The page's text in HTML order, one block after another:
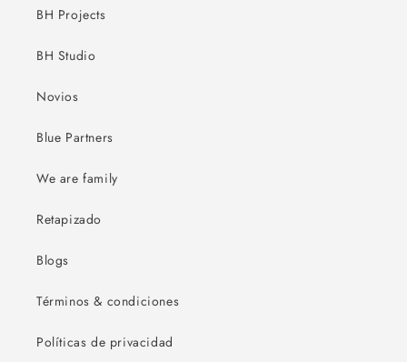
BH Projects
BH Studio
Novios
Blue Partners
We are family
Retapizado
Blogs
Términos & condiciones
Políticas de privacidad